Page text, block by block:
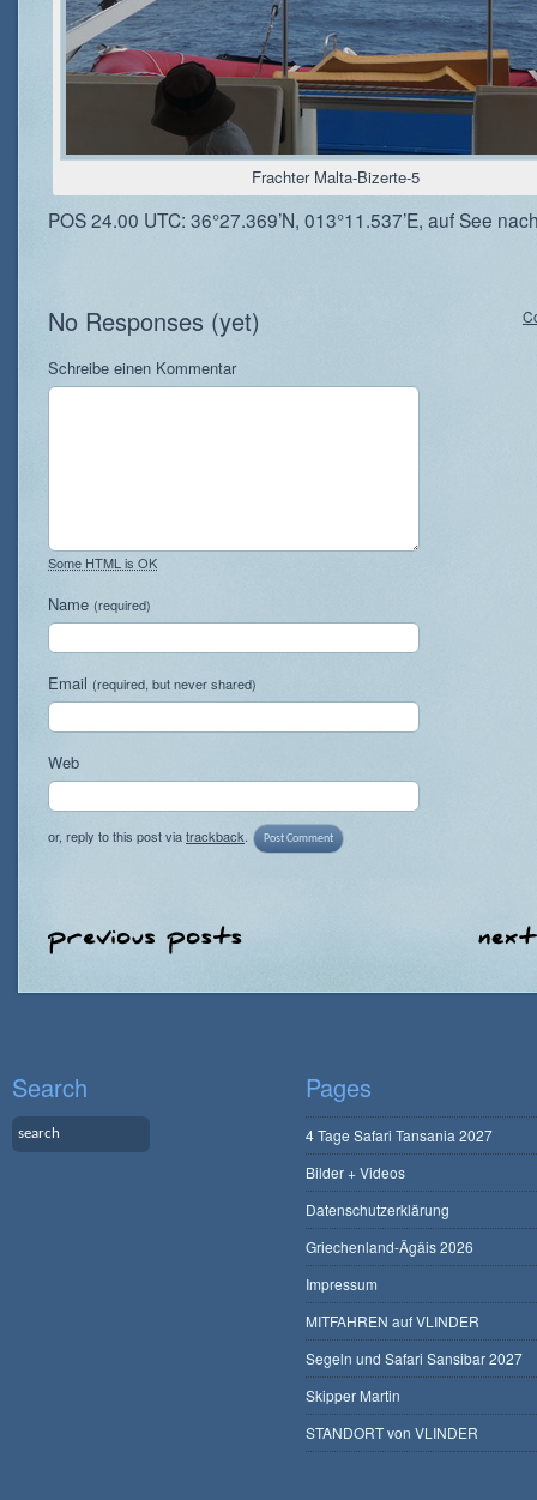
Frachter Malta-Bizerte-5
POS 24.00 UTC: 36°27.369’N, 013°11.537’E, auf See
No Responses (yet)
Schreibe einen Kommentar
Some HTML is OK
Name (required)
Email (required, but never shared)
Web
or, reply to this post viatrackback
Search Pages
4 Tage Safari Tansania 2027
Bilder + Videos
Datenschutzerklärung
Griechenland-Ägäis 2026
Impressum
MITFAHREN auf VLINDER
Segeln und Safari Sansibar 2027
Skipper Martin
STANDORT von VLINDER